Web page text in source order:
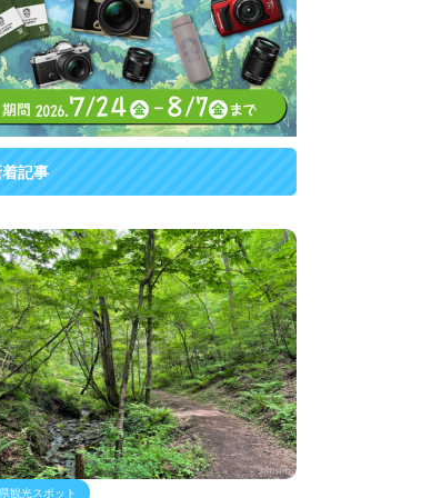
着記事
観光スポット